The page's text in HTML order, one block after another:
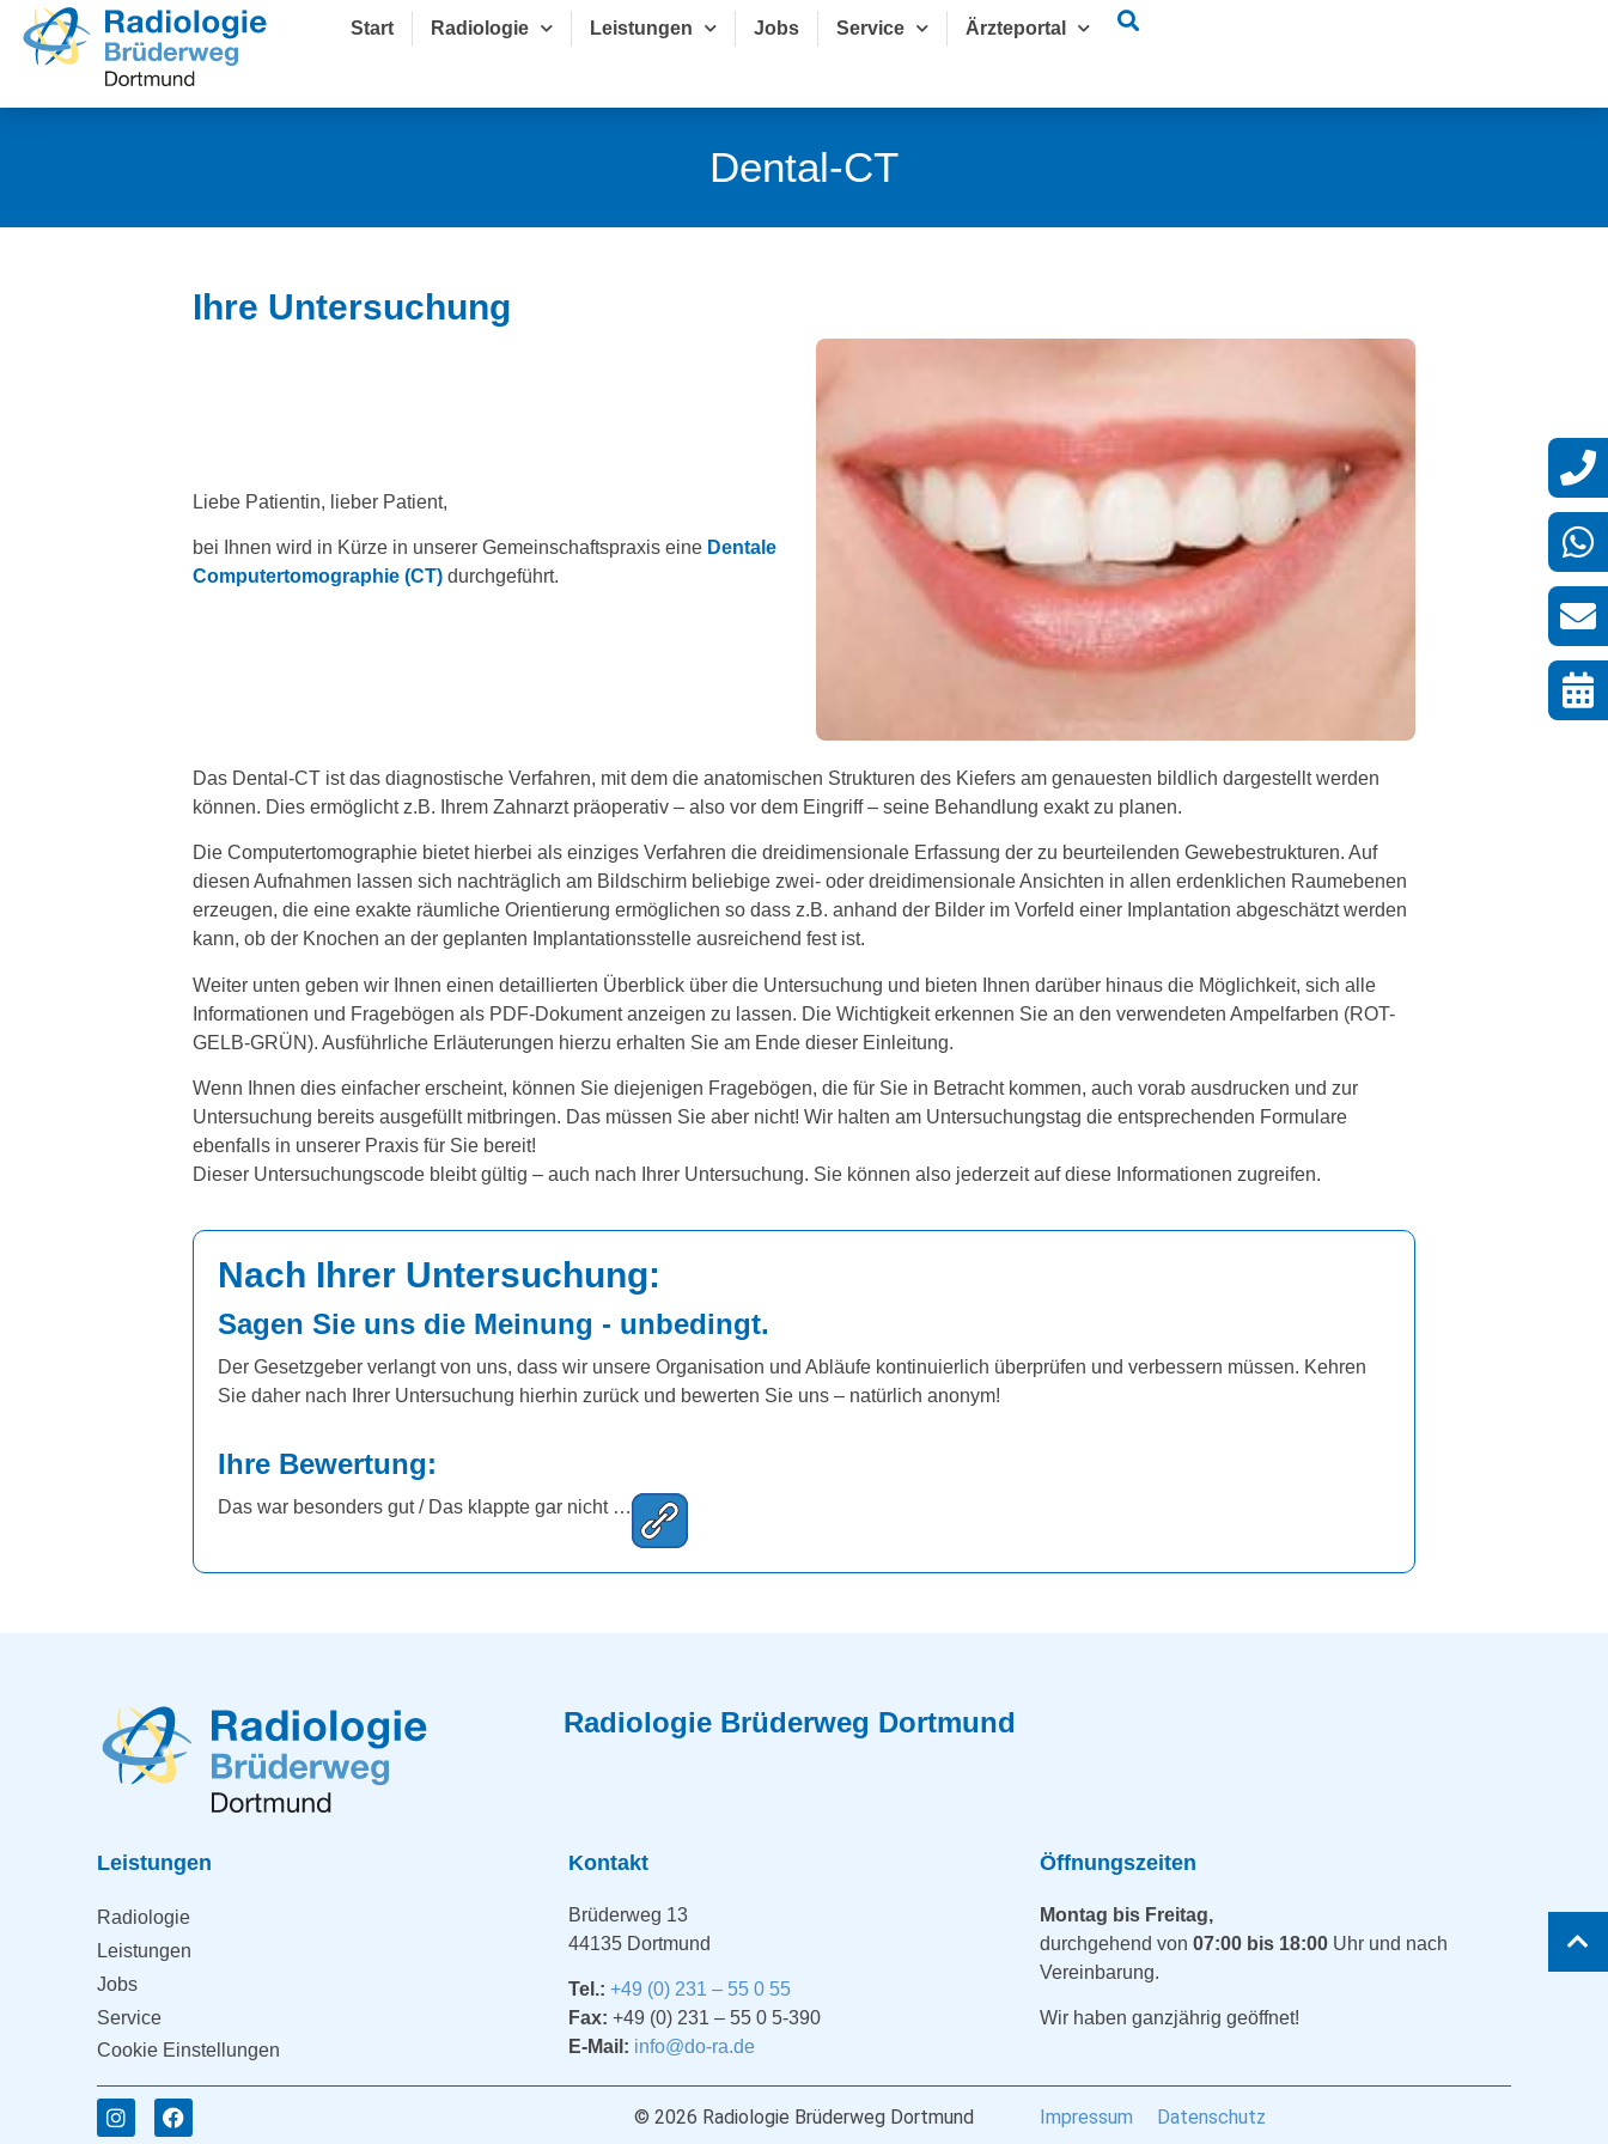
Start Radiologie Leistungen Jobs Service Ärzteportal
Dental-CT
Ihre Untersuchung
Liebe Patientin, lieber Patient,
bei Ihnen wird in Kürze in unserer Gemeinschaftspraxis eine Dentale
Computertomographie (CT) durchgeführt.
Das Dental-CT ist das diagnostische Verfahren, mit dem die anatomischen Strukturen des Kiefers am genauesten bildlich dargestellt werden
können. Dies ermöglicht z.B. Ihrem Zahnarzt präoperativ – also vor dem Eingriff – seine Behandlung exakt zu planen.
Die Computertomographie bietet hierbei als einziges Verfahren die dreidimensionale Erfassung der zu beurteilenden Gewebestrukturen. Auf
diesen Aufnahmen lassen sich nachträglich am Bildschirm beliebige zwei- oder dreidimensionale Ansichten in allen erdenklichen Raumebenen
erzeugen, die eine exakte räumliche Orientierung ermöglichen so dass z.B. anhand der Bilder im Vorfeld einer Implantation abgeschätzt werden
kann, ob der Knochen an der geplanten Implantationsstelle ausreichend fest ist.
Weiter unten geben wir Ihnen einen detaillierten Überblick über die Untersuchung und bieten Ihnen darüber hinaus die Möglichkeit, sich alle
Informationen und Fragebögen als PDF-Dokument anzeigen zu lassen. Die Wichtigkeit erkennen Sie an den verwendeten Ampelfarben (ROT-
GELB-GRÜN). Ausführliche Erläuterungen hierzu erhalten Sie am Ende dieser Einleitung.
Wenn Ihnen dies einfacher erscheint, können Sie diejenigen Fragebögen, die für Sie in Betracht kommen, auch vorab ausdrucken und zur
Untersuchung bereits ausgefüllt mitbringen. Das müssen Sie aber nicht! Wir halten am Untersuchungstag die entsprechenden Formulare
ebenfalls in unserer Praxis für Sie bereit!
Dieser Untersuchungscode bleibt gültig – auch nach Ihrer Untersuchung. Sie können also jederzeit auf diese Informationen zugreifen.
Nach Ihrer Untersuchung:
Sagen Sie uns die Meinung - unbedingt.
Der Gesetzgeber verlangt von uns, dass wir unsere Organisation und Abläufe kontinuierlich überprüfen und verbessern müssen. Kehren
Sie daher nach Ihrer Untersuchung hierhin zurück und bewerten Sie uns – natürlich anonym!
Ihre Bewertung:
Das war besonders gut / Das klappte gar nicht …
Radiologie Brüderweg Dortmund
Leistungen
Radiologie
Leistungen
Jobs
Service
Cookie Einstellungen
Kontakt
Brüderweg 13
44135 Dortmund
Tel.: +49 (0) 231 – 55 0 55
Fax: +49 (0) 231 – 55 0 5-390
E-Mail: info@do-ra.de
Öffnungszeiten
Montag bis Freitag,
durchgehend von07:00 bis 18:00 Uhr und nach
Vereinbarung.
Wir haben ganzjährig geöffnet!
© 2026 Radiologie Brüderweg Dortmund Impressum Datenschutz